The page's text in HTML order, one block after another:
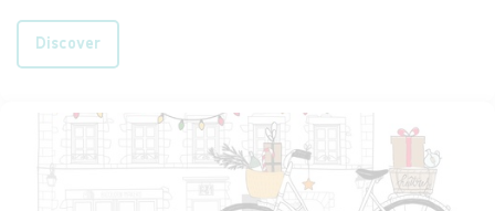
Discover